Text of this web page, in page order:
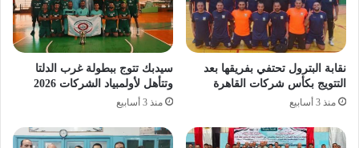
نقابة البترول تحتفي بفريقها بعد
التتويج بكأس شركات القاهرة
منذ 3 أسابيع
سيدبك تتوج ببطولة غرب الدلتا
وتتأهل لأولمبياد الشركات 2026
منذ 3 أسابيع